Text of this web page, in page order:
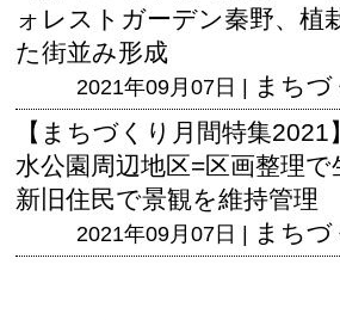
ォレストガーデン秦野、植
た街並み形成
2021年09月07日 | まち
【まちづくり月間特集
水公園周辺地区=区画整理で
新旧住民で景観を維持管理
2021年09月07日 | まち